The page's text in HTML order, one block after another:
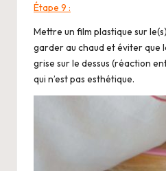
Étape 9 :
Mettre un film plastique sur
garder au chaud et éviter que
grise sur le dessus (réaction
qui n’est pas esthétique.